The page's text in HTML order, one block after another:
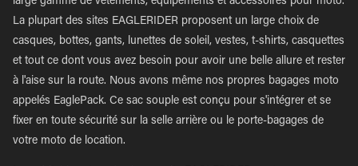
La plupart des sites EAGLERIDER proposent un large choix de
casques, bottes, gants, lunettes de soleil, vestes, t-shirts, casquettes
et tout ce dont vous avez besoin pour avoir une belle allure et rester
à l'aise sur la route. Nous avons même nos propres bagages moto
appelés EaglePack. Ce sac souple est conçu pour s'intégrer et se
fixer en toute sécurité sur la selle arrière ou le porte-bagages de
votre moto de location.